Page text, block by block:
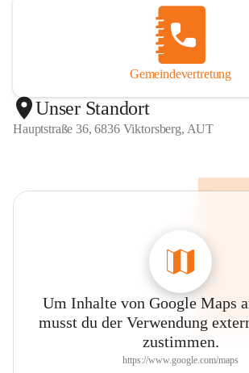
Gemeindevertretung
Unser Standort
Hauptstraße 36, 6836 Viktorsberg, AUT
Um Inhalte von Google Maps
musst du der Verwendung
zustimmen.
https://www.google.com/maps